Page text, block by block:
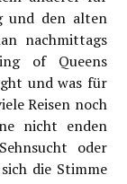
und den alten
nachmittags
of Queens
und was für
Reisen noch
nicht enden
oder
die Stimme